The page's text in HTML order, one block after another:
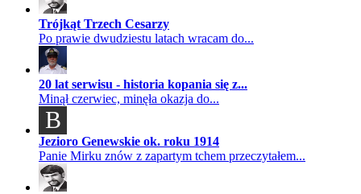
Trójkąt Trzech Cesarzy
Po prawie dwudziestu latach wracam do...
20 lat serwisu - historia kopania się z...
Minął czerwiec, minęła okazja do...
B
Jezioro Genewskie ok. roku 1914
Panie Mirku znów z zapartym tchem przeczytałem...